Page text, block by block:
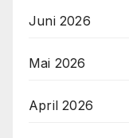
Juni 2026
Mai 2026
April 2026